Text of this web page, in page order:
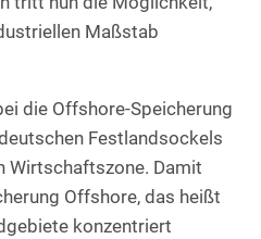
Maßstab
die Offshore-Speicherung
Festlandsockels
Wirtschaftszone. Damit
Offshore, das heißt
konzentriert